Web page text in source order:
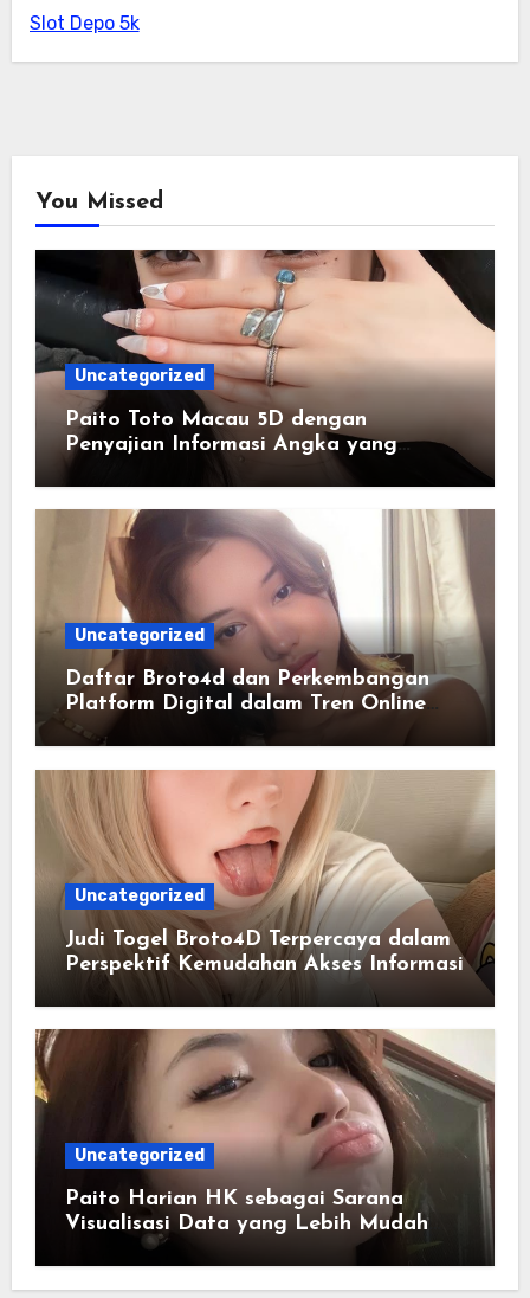
Slot Depo 5k
You Missed
Uncategorized
Paito Toto Macau 5D dengan
Penyajian Informasi Angka yang
Lengkap dan Terstruktur
Uncategorized
Daftar Broto4d dan Perkembangan
Platform Digital dalam Tren Online
Masa Kini
Uncategorized
Judi Togel Broto4D Terpercaya dalam
Perspektif Kemudahan Akses Informasi
Uncategorized
Paito Harian HK sebagai Sarana
Visualisasi Data yang Lebih Mudah
Dipahami